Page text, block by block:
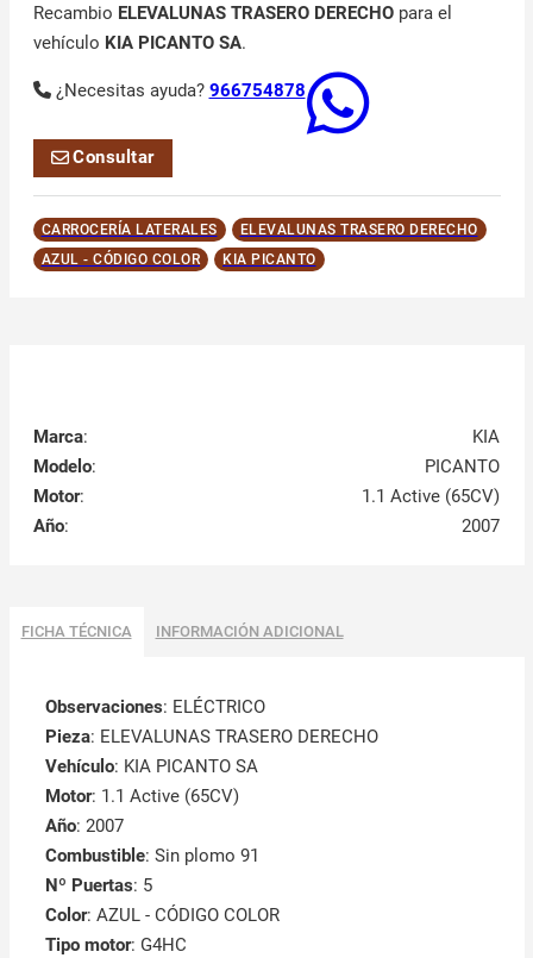
Recambio ELEVALUNAS TRASERO DERECHOpara el
vehículo KIA PICANTO SA.
¿Necesitas ayuda? 966754878
Consultar
CARROCERÍA LATERALES
ELEVALUNAS TRASERO DERECHO
AZUL - CÓDIGO COLOR
KIA PICANTO
Marca:
KIA
Modelo:
PICANTO
Motor:
1.1 Active (65CV)
Año: 2007
FICHA TÉCNICA INFORMACIÓN ADICIONAL
Observaciones: ELÉCTRICO
Pieza: ELEVALUNAS TRASERO DERECHO
Vehículo: KIA PICANTO SA
Motor: 1.1 Active (65CV)
Año: 2007
Combustible: Sin plomo 91
Nº Puertas: 5
Color: AZUL - CÓDIGO COLOR
Tipo motor: G4HC